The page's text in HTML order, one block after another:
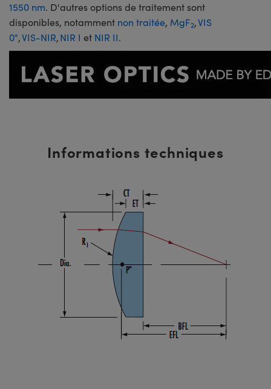
1550 nm. D'autres options de traitement sont
disponibles, notamment non traitée, MgF2,VIS
0°,VIS-NIR,NIR I et NIR II.
Informations techniques